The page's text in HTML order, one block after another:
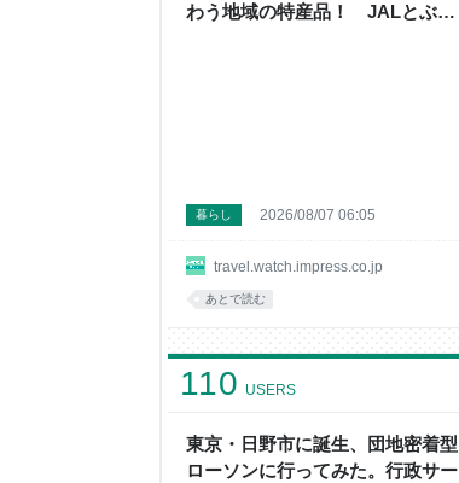
わう地域の特産品！ JALとぶえ
travel.watch.impress.co.jp
暮らし 2026/08/07 06:05
あとで読む
東京・日野市に誕生、団地密着型
ローソンに行ってみた。行政サー
110 USERS